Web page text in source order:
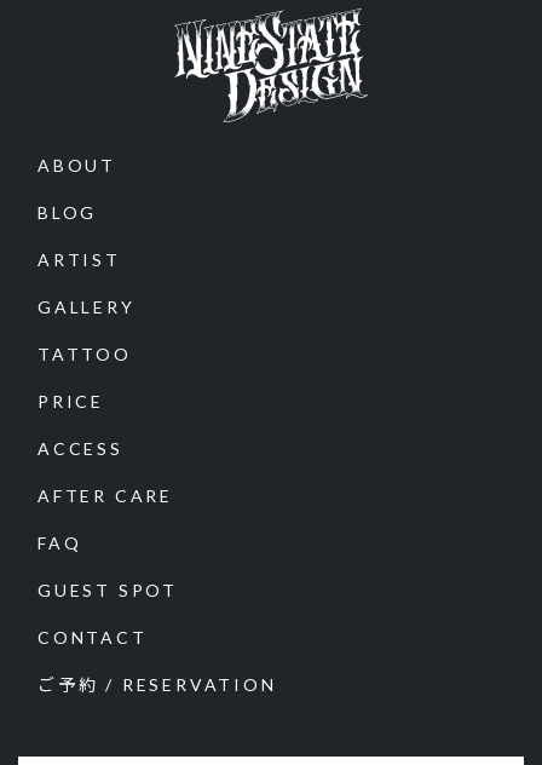
ABOUT
BLOG
ARTIST
GALLERY
TATTOO
PRICE
ACCESS
AFTER CARE
FAQ
GUEST SPOT
CONTACT
ご予約 / RESERVATION